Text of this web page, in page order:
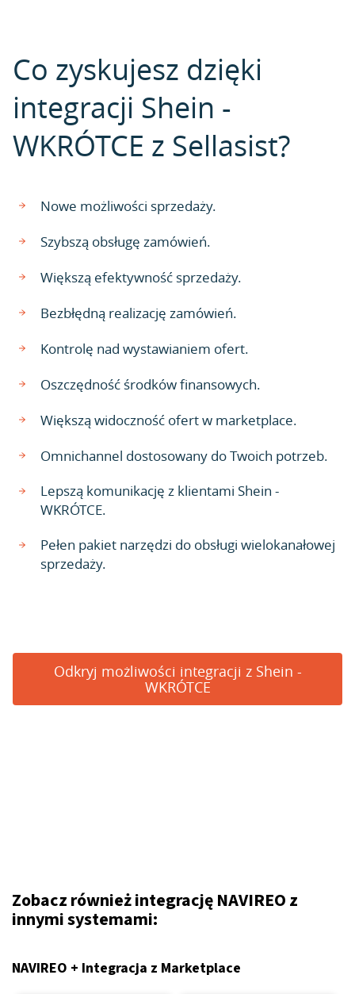
Co zyskujesz dzięki
integracji Shein -
WKRÓTCE z Sellasist?
Nowe możliwości sprzedaży.
Szybszą obsługę zamówień.
Większą efektywność sprzedaży.
Bezbłędną realizację zamówień.
Kontrolę nad wystawianiem ofert.
Oszczędność środków finansowych.
Większą widoczność ofert w marketplace.
Omnichannel dostosowany do Twoich potrzeb.
Lepszą komunikację z klientami Shein -
WKRÓTCE.
Pełen pakiet narzędzi do obsługi wielokanałowej
sprzedaży.
Odkryj możliwości integracji z Shein -
WKRÓTCE
Zobacz również integrację NAVIREO z
innymi systemami:
NAVIREO + Integracja z Marketplace